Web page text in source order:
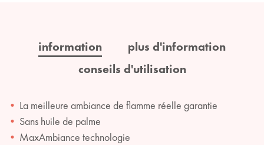
information
plus d'information
conseils d'utilisation
La meilleure ambiance de flamme réelle garantie
Sans huile de palme
MaxAmbiance technologie